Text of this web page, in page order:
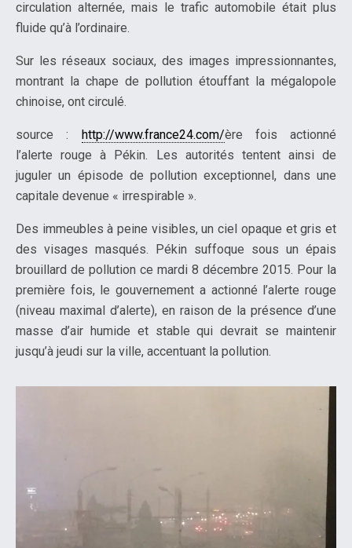
circulation alternée, mais le trafic automobile était plus
fluide qu’à l’ordinaire.
Sur les réseaux sociaux, des images impressionnantes,
montrant la chape de pollution étouffant la mégalopole
chinoise, ont circulé.
source : http://www.france24.com/ère fois actionné
l’alerte rouge à Pékin. Les autorités tentent ainsi de
juguler un épisode de pollution exceptionnel, dans une
capitale devenue « irrespirable ».
Des immeubles à peine visibles, un ciel opaque et gris et
des visages masqués. Pékin suffoque sous un épais
brouillard de pollution ce mardi 8 décembre 2015. Pour la
première fois, le gouvernement a actionné l’alerte rouge
(niveau maximal d’alerte), en raison de la présence d’une
masse d’air humide et stable qui devrait se maintenir
jusqu’à jeudi sur la ville, accentuant la pollution.